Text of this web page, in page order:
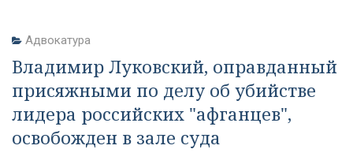
Адвокатура
Владимир Луковский, оправданный
присяжными по делу об убийстве
лидера российских "афганцев",
освобожден в зале суда